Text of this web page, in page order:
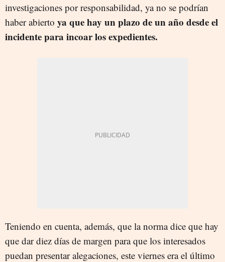
investigaciones por responsabilidad, ya no se podrían
haber abierto ya que hay un plazo de un año desde el
incidente para incoar los expedientes.
Teniendo en cuenta, además, que la norma dice que hay
que dar diez días de margen para que los interesados
puedan presentar alegaciones, este viernes era el último